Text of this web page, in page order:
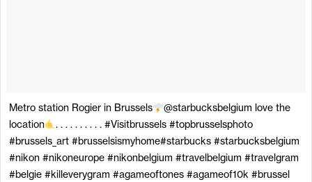
Metro station Rogier in Brussels
@starbucksbelgium love the
location
. . . . . . . . . . #Visitbrussels #topbrusselsphoto
#brussels_art #brusselsismyhome#starbucks #starbucksbelgium
#nikon #nikoneurope #nikonbelgium #travelbelgium #travelgram
#belgie #killeverygram #agameoftones #agameof10k #brussel